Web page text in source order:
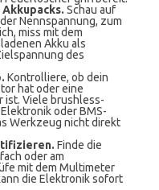
Schau auf
Nennspannung, zum
miss mit dem
Akku als
des
Kontrolliere, ob dein
hat oder eine
ist. Viele brushless-
oder BMS-
Werkzeug nicht direkt
Finde die
oder am
mit dem Multimeter
die Elektronik sofort